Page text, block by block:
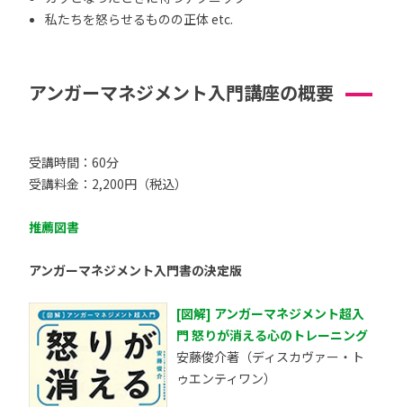
私たちを怒らせるものの正体 etc.
アンガーマネジメント入門講座の概要
受講時間：60分
受講料金：2,200円（税込）
推薦図書
アンガーマネジメント入門書の決定版
[図解] アンガーマネジメント超入
門 怒りが消える心のトレーニング
安藤俊介著（ディスカヴァー・ト
ゥエンティワン）